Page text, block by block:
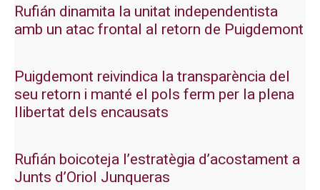
Rufián dinamita la unitat independentista
amb un atac frontal al retorn de Puigdemont
Puigdemont reivindica la transparència del
seu retorn i manté el pols ferm per la plena
llibertat dels encausats
Rufián boicoteja l’estratègia d’acostament a
Junts d’Oriol Junqueras